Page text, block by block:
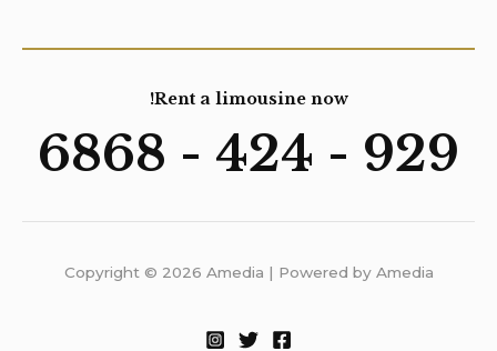
Rent a limousine now!
929 - 424 - 6868
Copyright © 2026 Amedia | Powered by Amedia